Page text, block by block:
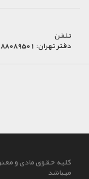
تلفن
دفتر تهران:
کلیه حقوق مادی و
میباشد